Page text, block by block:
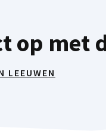
op met
LEEUWEN